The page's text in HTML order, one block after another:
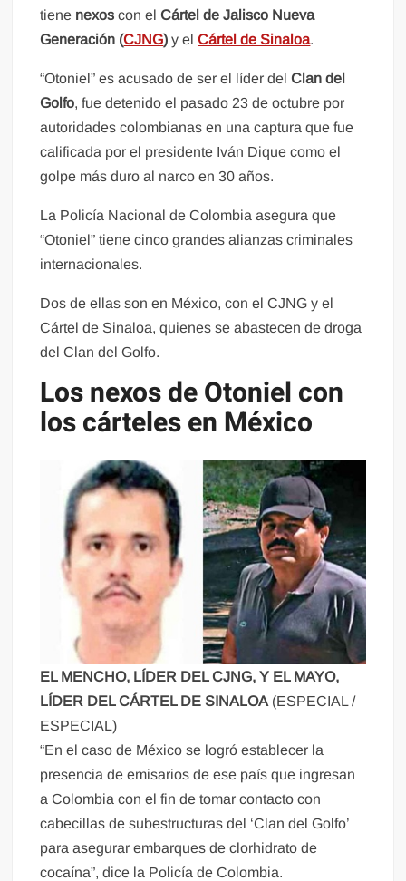
tiene nexoscon elCártel de Jalisco Nueva
Generación (CJNG) y elCártel de Sinaloa.
“Otoniel” es acusado de ser el líder delClan del
Golfo, fue detenido el pasado 23 de octubre por
autoridades colombianas en una captura que fue
calificada por el presidente Iván Dique como el
golpe más duro al narco en 30 años.
La Policía Nacional de Colombia asegura que
“Otoniel” tiene cinco grandes alianzas criminales
internacionales.
Dos de ellas son en México, con el CJNG y el
Cártel de Sinaloa, quienes se abastecen de droga
del Clan del Golfo.
Los nexos de Otoniel con
los cárteles en México
EL MENCHO, LÍDER DEL CJNG, Y EL MAYO,
LÍDER DEL CÁRTEL DE SINALOA (ESPECIAL /
ESPECIAL)
“En el caso de México se logró establecer la
presencia de emisarios de ese país que ingresan
a Colombia con el fin de tomar contacto con
cabecillas de subestructuras del ‘Clan del Golfo’
para asegurar embarques de clorhidrato de
cocaína”, dice la Policía de Colombia.